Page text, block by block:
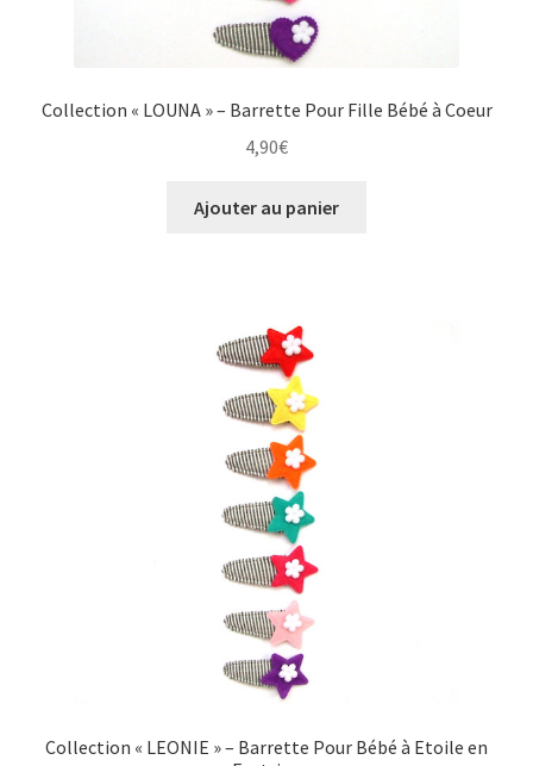
Collection « LOUNA » – Barrette Pour Fille Bébé à Coeur
4,90€
Ajouter au panier
Collection « LEONIE » – Barrette Pour Bébé à Etoile en